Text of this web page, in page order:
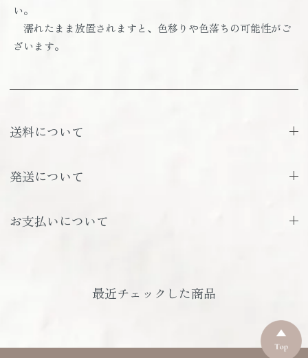
い。
濡れたまま放置されますと、色移りや色落ちの可能性がご
ざいます。
送料について
発送について
お支払いについて
最近チェックした商品